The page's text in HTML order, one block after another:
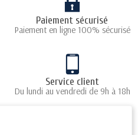
Paiement sécurisé
Paiement en ligne 100% sécurisé
Service client
Du lundi au vendredi de 9h à 18h